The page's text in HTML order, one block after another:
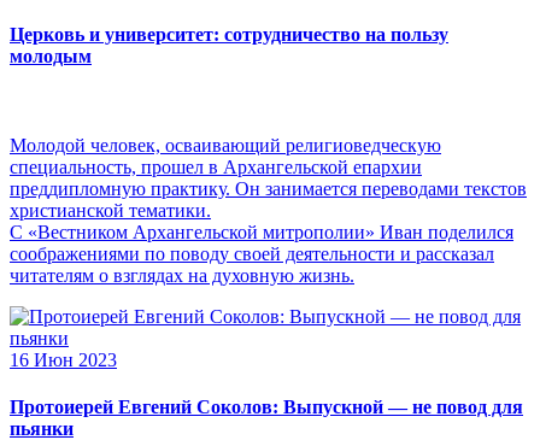
Церковь и университет: сотрудничество на пользу
молодым
Молодой человек, осваивающий религиоведческую
специальность, прошел в Архангельской епархии
преддипломную практику. Он занимается переводами текстов
христианской тематики.
С «Вестником Архангельской митрополии» Иван поделился
соображениями по поводу своей деятельности и рассказал
читателям о взглядах на духовную жизнь.
16 Июн 2023
Протоиерей Евгений Соколов: Выпускной — не повод для
пьянки